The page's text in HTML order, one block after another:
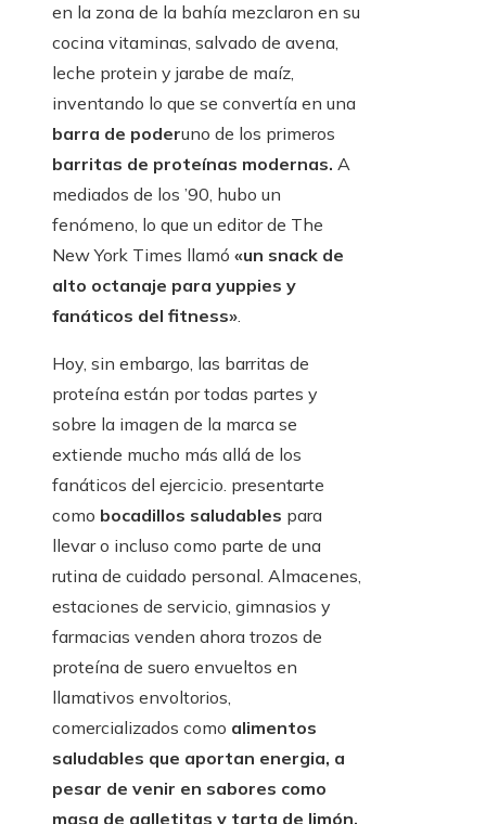
en la zona de la bahía mezclaron en su
cocina vitaminas, salvado de avena,
leche protein y jarabe de maíz,
inventando lo que se convertía en una
barra de poderuno de los primeros
barritas de proteínas modernas. A
mediados de los ’90, hubo un
fenómeno, lo que un editor de The
New York Times llamó «un snack de
alto octanaje para yuppies y
fanáticos del fitness».
Hoy, sin embargo, las barritas de
proteína están por todas partes y
sobre la imagen de la marca se
extiende mucho más allá de los
fanáticos del ejercicio. presentarte
como bocadillos saludables para
llevar o incluso como parte de una
rutina de cuidado personal. Almacenes,
estaciones de servicio, gimnasios y
farmacias venden ahora trozos de
proteína de suero envueltos en
llamativos envoltorios,
comercializados como alimentos
saludables que aportan energia, a
pesar de venir en sabores como
masa de galletitas y tarta de limón.